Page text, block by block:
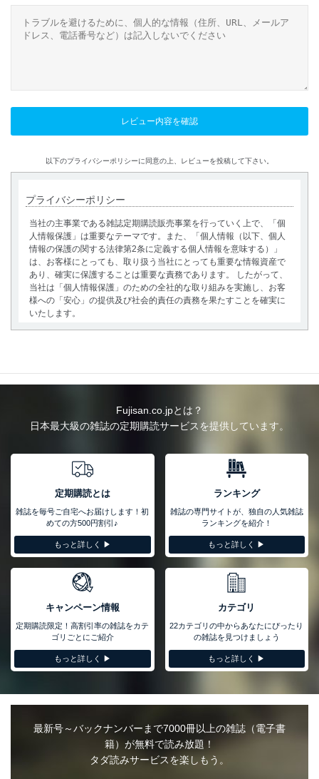
以下のプライバシーポリシーに同意の上、レビューを投稿して下さい。
プライバシーポリシー
当社の主事業である雑誌定期購読販売事業を行っていく上で、「個
人情報保護」は重要なテーマです。また、「個人情報（以下、個人
情報の保護の関する法律第2条に定義する個人情報を意味する）」
は、お客様にとっても、取り扱う当社にとっても重要な情報資産で
あり、確実に保護することは重要な責務であります。 したがって、
当社は「個人情報保護」のための全社的な取り組みを実施し、お客
様への「安心」の提供及び社会的責任の責務を果たすことを確実に
いたします。
確にし、本人の同意を得たうえで利用目的の達成に必要な範囲内で
適法かつ公正な手段によって取得・利用・提供を行います。また、
への提供・開示は行いません。当社においてはこれらの取り組みを
確実にするため、従業者等の教育を徹底してまいります。また、目
当社は、個人情報に関連する法令、国が定める指針及びその他の規
範を遵守します。また、当社の管理の仕組みに、これらの法令及び
その他の規範を常に適合させます。
個人情報の安全管理措置
ュリティ対策をはじめとする安全対策を実施し、個人情報の漏え
い、滅失またはき損の防止及び是正に努めます。
アクセス制御
個人データを取り扱うことのできる機器及び当該機器を取り扱
う従業者を明確化し、 個人データへの不要なアクセスを防止
アクセス者の識別と認証
ント制御）により、個人情報データベース等を取り扱う情報シ
外部からの不正アクセス等の防止
個人データを取り扱う機器等のオペレーティングシステムを最
新の状態に保持しています。
Fujisan.co.jpとは？
日本最大級の雑誌の定期購読サービスを提供しています。
定期購読とは
雑誌を毎号ご自宅へお届けします！初
めての方500円割引♪
もっと詳しく ▶︎
ランキング
雑誌の専門サイトが、独自の人気雑誌
ランキングを紹介！
もっと詳しく ▶︎
キャンペーン情報
定期購読限定！高割引率の雑誌をカテ
ゴリごとにご紹介
もっと詳しく ▶︎
カテゴリ
22カテゴリの中からあなたにぴったり
の雑誌を見つけましょう
もっと詳しく ▶︎
最新号～バックナンバーまで7000冊以上の雑誌（電子書
籍）が無料で読み放題！
タダ読みサービスを楽しもう。